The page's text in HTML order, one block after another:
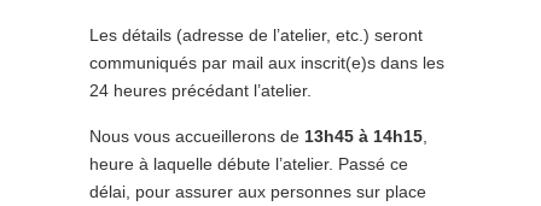
Les détails (adresse de l’atelier, etc.) seront
communiqués par mail aux inscrit(e)s dans les
24 heures précédant l’atelier.
Nous vous accueillerons de 13h45 à 14h15
heure à laquelle débute l’atelier. Passé ce
délai, pour assurer aux personnes sur place